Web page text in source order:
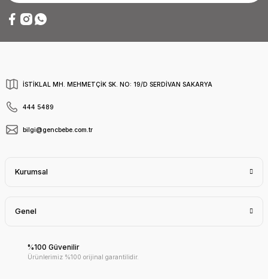
İSTİKLAL MH. MEHMETÇİK SK. NO: 19/D SERDİVAN SAKARYA
444 5489
bilgi@gencbebe.com.tr
Kurumsal
Genel
%100 Güvenilir
Ürünlerimiz %100 orijinal garantilidir.